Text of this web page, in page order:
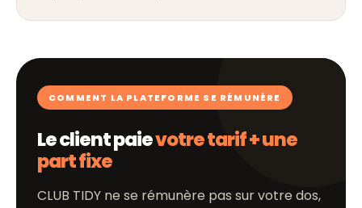
COMMENT LA PLATEFORME SE RÉMUNÈRE
Le client paievotre tarif + une
part fixe
CLUB TIDY ne se rémunère pas sur votre dos,